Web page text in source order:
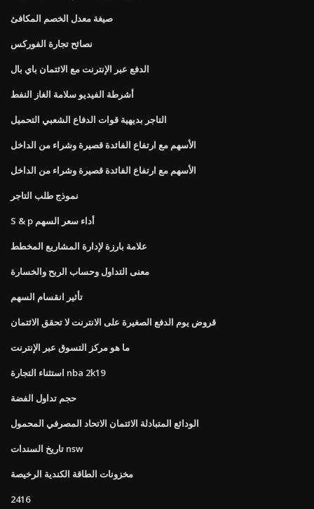
صيغة معدل الخصم المكافئ
نصائح تجارة الفوركس
الدفع عبر الإنترنت مع الائتمان باي بال
أشرطة الفيديو سلامة الغاز النفط
التاجر بديهية قوات الدفاع الشعبي التحميل
الأسهم مع ارتفاع الفائدة قصيرة وشراء من الداخل
الأسهم مع ارتفاع الفائدة قصيرة وشراء من الداخل
نموذج طلب التاجر
S & p أداء سعر السهم
علامة بارزة لإدارة المشاريع المخطط
معنى التداول وحساب الربح والخسارة
تأثير انقسام السهم
قروض يوم الدفع الصغيرة على الانترنت لا تحقق الائتمان
ما هو مركز التسوق عبر الإنترنت
استثناء التجارة nba 2k19
حجم تداول الفضة
الودائع المتبادلة الائتمان الاتحاد المصرفي المحمول
تاريخ السندات nsw
مخزونات الطاقة الكندية الرخيصة
2416